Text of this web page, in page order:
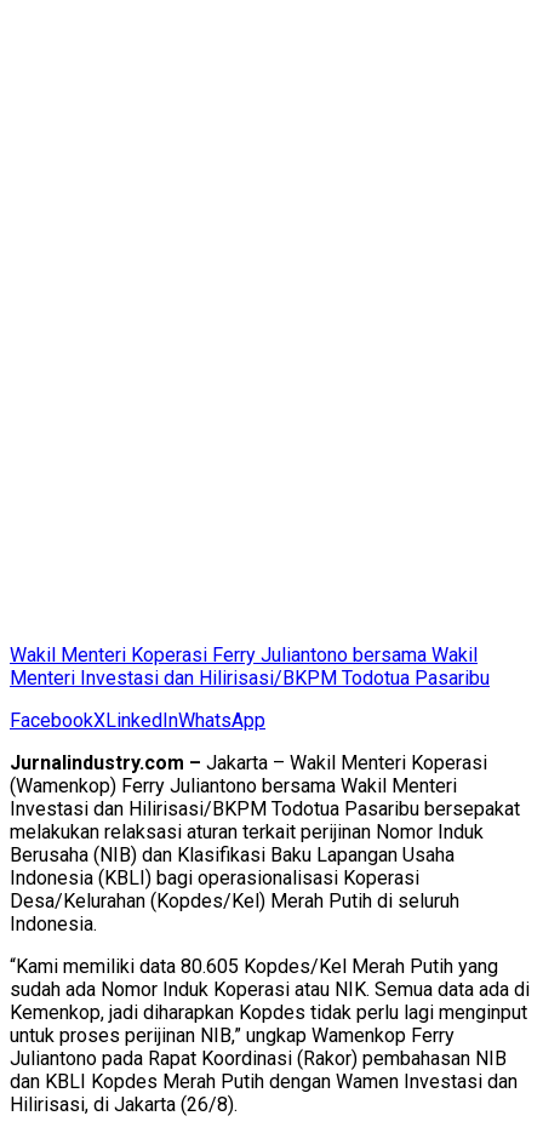
Wakil Menteri Koperasi Ferry Juliantono bersama Wakil
Menteri Investasi dan Hilirisasi/BKPM Todotua Pasaribu
FacebookXLinkedInWhatsApp
Jurnalindustry.com – Jakarta – Wakil Menteri Koperasi
(Wamenkop) Ferry Juliantono bersama Wakil Menteri
Investasi dan Hilirisasi/BKPM Todotua Pasaribu bersepakat
melakukan relaksasi aturan terkait perijinan Nomor Induk
Berusaha (NIB) dan Klasifikasi Baku Lapangan Usaha
Indonesia (KBLI) bagi operasionalisasi Koperasi
Desa/Kelurahan (Kopdes/Kel) Merah Putih di seluruh
Indonesia.
“Kami memiliki data 80.605 Kopdes/Kel Merah Putih yang
sudah ada Nomor Induk Koperasi atau NIK. Semua data ada di
Kemenkop, jadi diharapkan Kopdes tidak perlu lagi menginput
untuk proses perijinan NIB,” ungkap Wamenkop Ferry
Juliantono pada Rapat Koordinasi (Rakor) pembahasan NIB
dan KBLI Kopdes Merah Putih dengan Wamen Investasi dan
Hilirisasi, di Jakarta (26/8).